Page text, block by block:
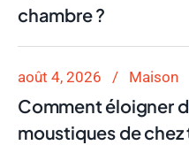
chambre ?
août 4, 2026 Maison
Comment éloigner
moustiques de chez